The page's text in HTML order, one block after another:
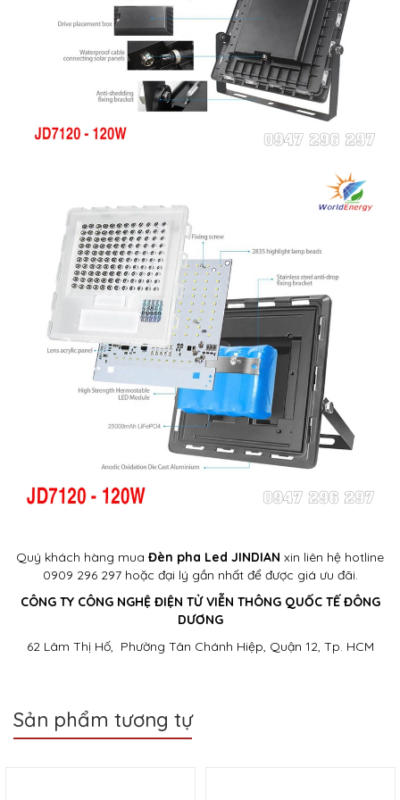
Quý khách hàng mua Đèn pha Led JINDIAN xin liên hệ hotline
0909 296 297 hoặc đại lý gần nhất để được giá ưu đãi.
CÔNG TY CÔNG NGHỆ ĐIỆN TỬ VIỄN THÔNG QUỐC TẾ ĐÔNG
DƯƠNG
62 Lâm Thị Hố, Phường Tân Chánh Hiệp, Quận 12, Tp. HCM
Sản phẩm tương tự